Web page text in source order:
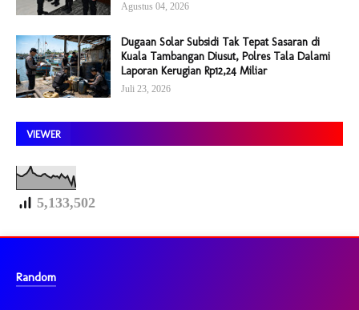
Agustus 04, 2026
Dugaan Solar Subsidi Tak Tepat Sasaran di
Kuala Tambangan Diusut, Polres Tala Dalami
Laporan Kerugian Rp12,24 Miliar
Juli 23, 2026
VIEWER
5,133,502
Random